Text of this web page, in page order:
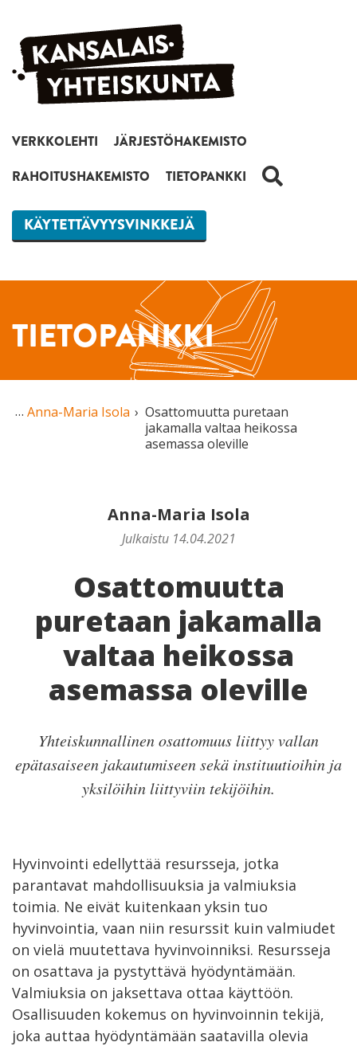
Siirry sisältöön
VERKKOLEHTI
JÄRJESTÖHAKEMISTO
RAHOITUSHAKEMISTO
TIETOPANKKI HAKU
KÄYTETTÄVYYSVINKKEJÄ
TIETOPANKKI
Anna-Maria Isola
Osattomuutta puretaan
jakamalla valtaa heikossa
asemassa oleville
Anna-Maria Isola
Julkaistu 14.04.2021
Osattomuutta
puretaan jakamalla
valtaa heikossa
asemassa oleville
Yhteiskunnallinen osattomuus liittyy vallan
epätasaiseen jakautumiseen sekä instituutioihin ja
yksilöihin liittyviin tekijöihin.
Hyvinvointi edellyttää resursseja, jotka
parantavat mahdollisuuksia ja valmiuksia
toimia. Ne eivät kuitenkaan yksin tuo
hyvinvointia, vaan niin resurssit kuin valmiudet
on vielä muutettava hyvinvoinniksi. Resursseja
on osattava ja pystyttävä hyödyntämään.
Valmiuksia on jaksettava ottaa käyttöön.
Osallisuuden kokemus on hyvinvoinnin tekijä,
joka auttaa hyödyntämään saatavilla olevia